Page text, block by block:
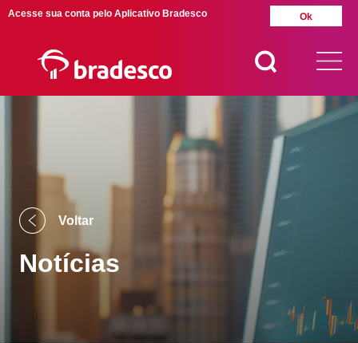
MAIS BUSCADOS
RECENTES
Voltar
Notícias
Acesse sua conta pelo Aplicativo Bradesco Ok